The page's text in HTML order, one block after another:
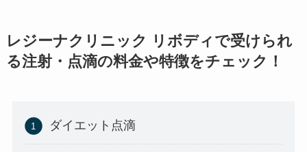
レジーナクリニック リボディで受けられ
る注射・点滴の料金や特徴をチェック！
ダイエット点滴